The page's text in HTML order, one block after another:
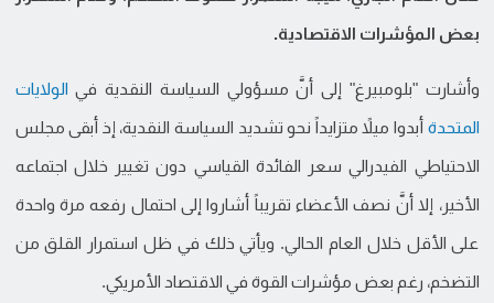
بعض المؤشرات الاقتصادية.
وأشارت "بلومبيرغ" إلى أنَّ مسؤولي السياسة النقدية في الولايات
المتحدة أبدوا ميلاً متزايداً نحو تشديد السياسة النقدية، إذ أبقى مجلس
الاحتياطي الفيدرالي سعر الفائدة القياسي دون تغيير خلال اجتماعه
الأخير، إلا أنَّ نصف الأعضاء تقريباً أشاروا إلى احتمال رفعه مرة واحدة
على الأقل خلال العام الحالي. ويأتي ذلك في ظل استمرار القلق من
التضخم، رغم بعض مؤشرات القوة في الاقتصاد الأمريكي.